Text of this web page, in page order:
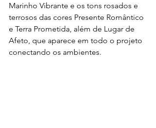
Marinho Vibrante e os tons rosados e
terrosos das cores Presente Romântico
e Terra Prometida, além de Lugar de
Afeto, que aparece em todo o projeto
conectando os ambientes.